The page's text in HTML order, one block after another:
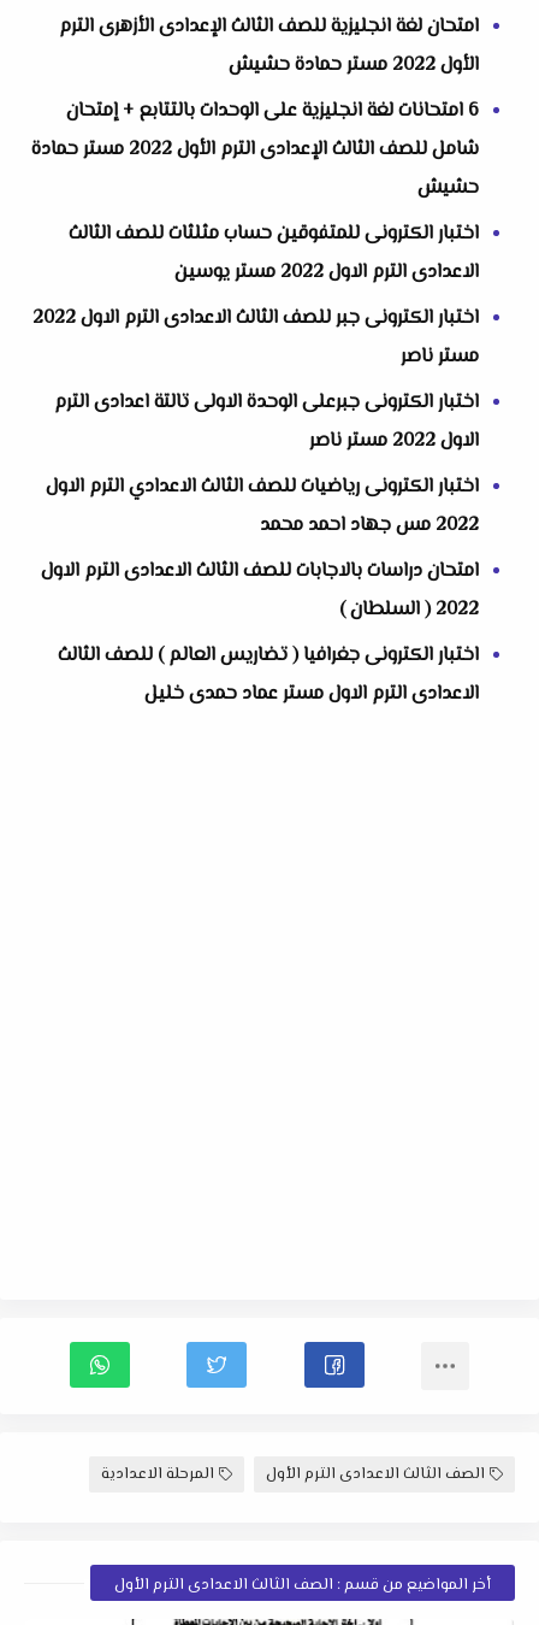
‏‏امتحان لغة انجليزية للصف الثالث الإعدادى الأزهرى الترم
الأول 2022 مستر حمادة حشيش
6 امتحانات لغة انجليزية على الوحدات بالتتابع + إمتحان
شامل للصف الثالث الإعدادى الترم الأول 2022 مستر حمادة
حشيش
اختبار الكترونى للمتفوقين حساب مثلثات للصف الثالث
الاعدادى الترم الاول 2022 مستر يوسين
اختبار الكترونى جبر للصف الثالث الاعدادى الترم الاول 2022
مستر ناصر
اختبار الكترونى جبرعلى الوحدة الاولى تالتة اعدادى الترم
الاول 2022 مستر ناصر
اختبار الكترونى رياضيات للصف الثالث الاعدادي الترم الاول
2022 مس جهاد احمد محمد
امتحان دراسات بالاجابات للصف الثالث الاعدادى الترم الاول
2022 ( السلطان )
اختبار الكترونى جغرافيا ( تضاريس العالم ) للصف الثالث
الاعدادى الترم الاول مستر عماد حمدى خليل
الصف الثالث الاعدادى الترم الأول المرحلة الاعدادية
أخر المواضيع من قسم : الصف الثالث الاعدادى الترم الأول